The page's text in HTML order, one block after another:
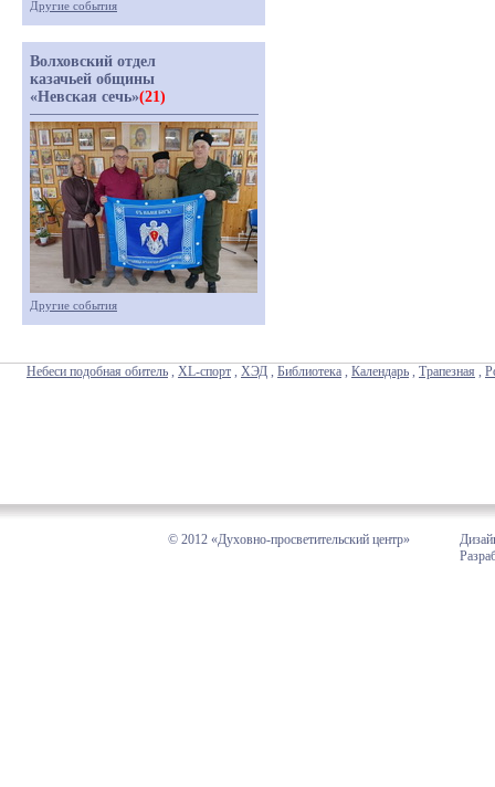
Другие события
Волховский отдел
казачьей общины
«Невская сечь»(21)
Другие события
Небеси подобная обитель , XL-спорт , ХЭД , Библиотека , Календарь , Трапезная ,
© 2012 «Духовно-просветительский центр»